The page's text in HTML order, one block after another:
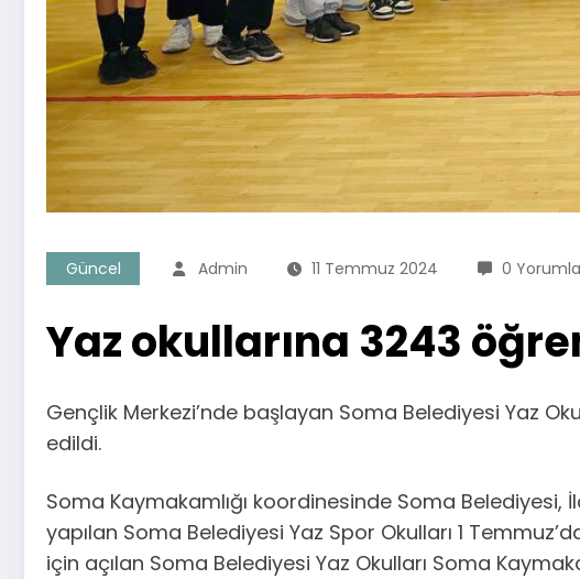
Güncel Admin 11 Temmuz 2024 0
Yaz okullarına 3243
Gençlik Merkezi’nde başlayan Soma Belediyesi Yaz
edildi.
Soma Kaymakamlığı koordinesinde Soma
yapılan Soma Belediyesi Yaz Spor Okulları 1
için açılan Soma Belediyesi Yaz Okulları Soma